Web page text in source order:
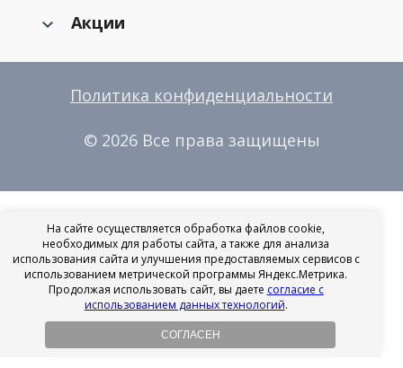
Акции
Политика конфиденциальности
© 2026 Все права защищены
На сайте осуществляется обработка файлов cookie,
необходимых для работы сайта, а также для анализа
использования сайта и улучшения предоставляемых сервисов с
использованием метрической программы Яндекс.Метрика.
Продолжая использовать сайт, вы даете согласие с
использованием данных технологий.
СОГЛАСЕН